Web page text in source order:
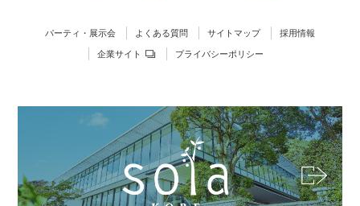
パーティ・展示会 よくある質問 サイトマップ 採用情報
企業サイト プライバシーポリシー